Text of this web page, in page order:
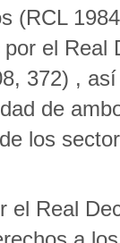
(RCL
el
372) ,
de
los
el Real